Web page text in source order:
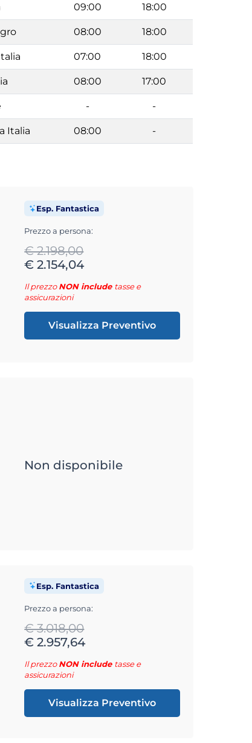
09:00 18:00
08:00 18:00
07:00 18:00
08:00 17:00
- -
Italia 08:00 -
Esp. Fantastica
Prezzo a persona:
€ 2.198,00
€ 2.154,04
Il prezzoNON include tasse e
assicurazioni
Visualizza Preventivo
Non disponibile
Esp. Fantastica
Prezzo a persona:
€ 3.018,00
€ 2.957,64
Il prezzoNON include tasse e
assicurazioni
Visualizza Preventivo